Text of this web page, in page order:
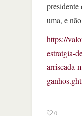
presidente
uma, e
https://
estratgia-
arriscada-
0